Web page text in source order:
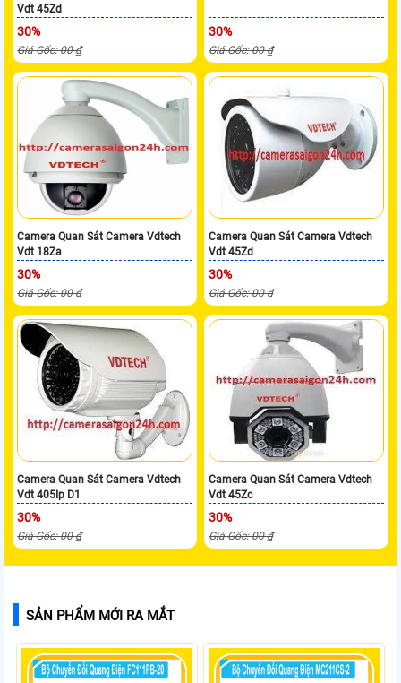
Vdt 45Zd
30%
Giá Gốc: 00 ₫
30%
Giá Gốc: 00 ₫
Camera Quan Sát Camera Vdtech
Vdt 18Za
30%
Giá Gốc: 00 ₫
Camera Quan Sát Camera Vdtech
Vdt 45Zd
30%
Giá Gốc: 00 ₫
Camera Quan Sát Camera Vdtech
Vdt 405Ip D1
30%
Giá Gốc: 00 ₫
Camera Quan Sát Camera Vdtech
Vdt 45Zc
30%
Giá Gốc: 00 ₫
SẢN PHẨM MỚI RA MẮT